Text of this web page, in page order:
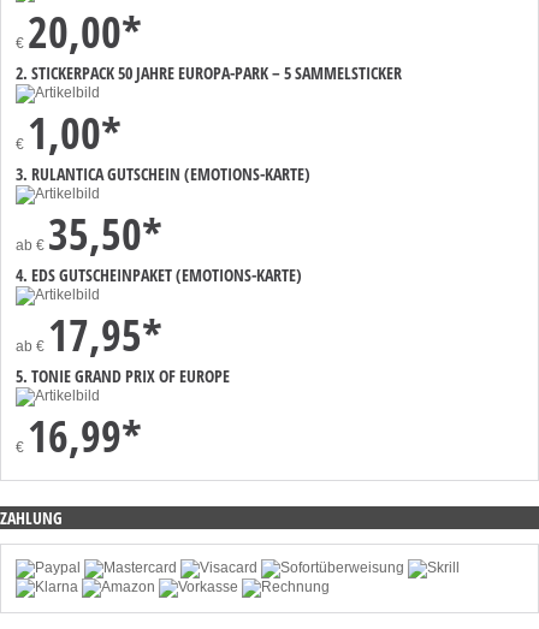
€ 20,00*
2. STICKERPACK 50 JAHRE EUROPA-PARK – 5 SAMMELSTICKER
€ 1,00*
3. RULANTICA GUTSCHEIN (EMOTIONS-KARTE)
ab € 35,50*
4. EDS GUTSCHEINPAKET (EMOTIONS-KARTE)
ab € 17,95*
5. TONIE GRAND PRIX OF EUROPE
€ 16,99*
ZAHLUNG